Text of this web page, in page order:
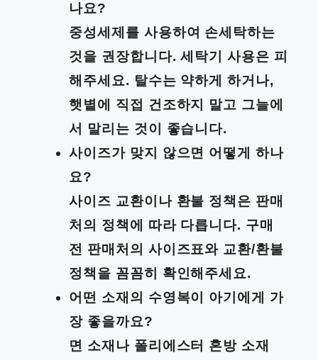
나요?
중성세제를 사용하여 손세탁하는
것을 권장합니다. 세탁기 사용은 피
해주세요. 탈수는 약하게 하거나,
햇볕에 직접 건조하지 말고 그늘에
서 말리는 것이 좋습니다.
사이즈가 맞지 않으면 어떻게 하나
요?
사이즈 교환이나 환불 정책은 판매
처의 정책에 따라 다릅니다. 구매
전 판매처의 사이즈표와 교환/환불
정책을 꼼꼼히 확인해주세요.
어떤 소재의 수영복이 아기에게 가
장 좋을까요?
면 소재나 폴리에스터 혼방 소재